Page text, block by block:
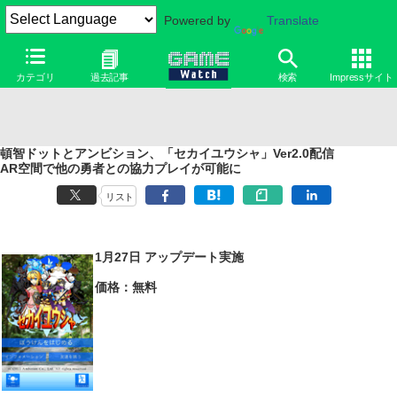
Powered by Translate
カテゴリ 過去記事 検索 Impressサイト
頓智ドットとアンビション、「セカイユウシャ」Ver2.0配信
AR空間で他の勇者との協力プレイが可能に
リスト
1月27日 アップデート実施
価格：無料